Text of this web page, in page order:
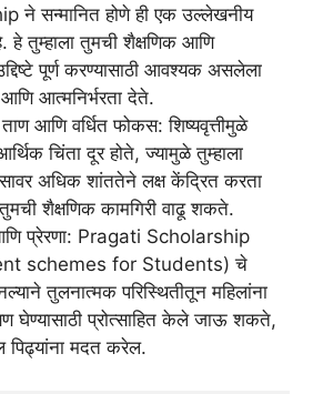
ने सन्मानित होणे ही एक उल्लेखनीय
हे तुम्हाला तुमची शैक्षणिक आणि
पूर्ण करण्यासाठी आवश्यक असलेला
आत्मनिर्भरता देते.
आणि वर्धित फोकस: शिष्यवृत्तीमुळे
चिंता दूर होते, ज्यामुळे तुम्हाला
अधिक शांततेने लक्ष केंद्रित करता
शैक्षणिक कामगिरी वाढू शकते.
प्रेरणा: Pragati Scholarship
schemes for Students) चे
तुलनात्मक परिस्थितीतून महिलांना
घेण्यासाठी प्रोत्साहित केले जाऊ शकते,
पिढ्यांना मदत करेल.